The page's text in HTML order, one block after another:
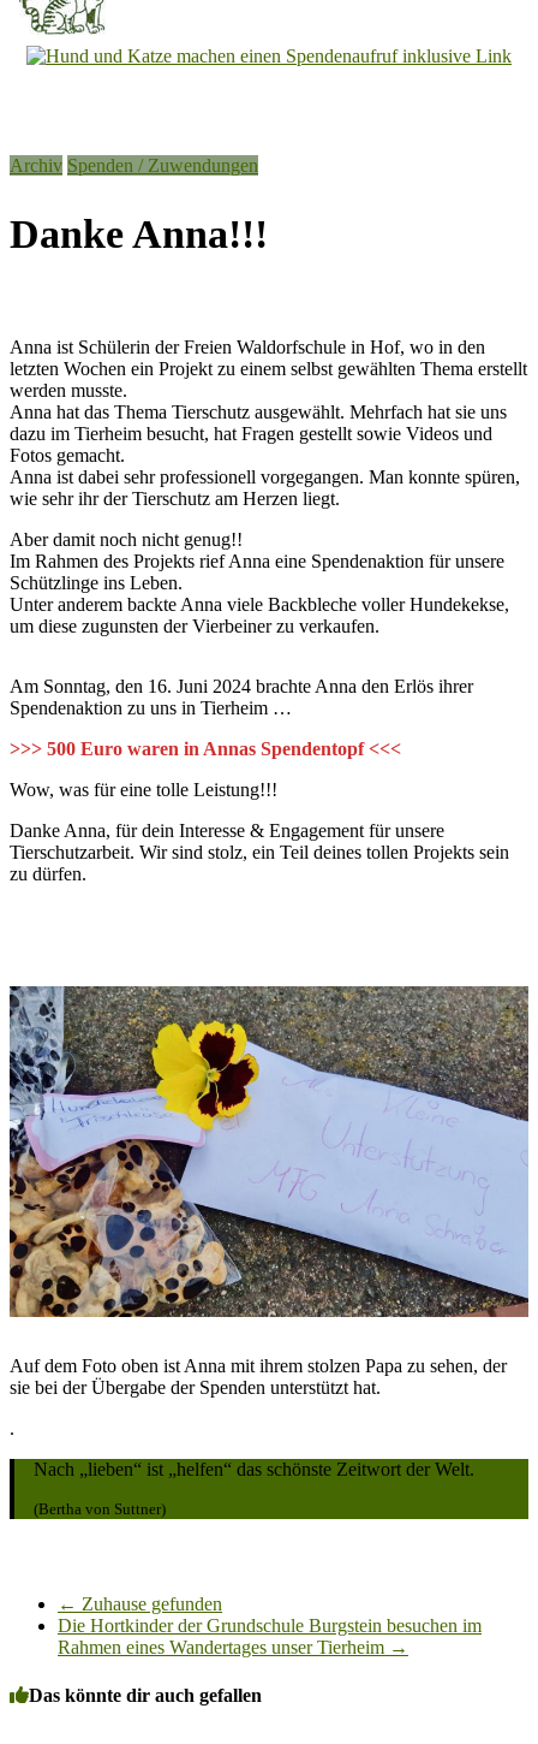
Tierheim
für
Archiv Spenden / Zuwendungen
Danke Anna!!!
Anna ist Schülerin der Freien Waldorfschule in Hof, wo in den
letzten Wochen ein Projekt zu einem selbst gewählten Thema erstellt
werden musste.
Anna hat das Thema Tierschutz ausgewählt. Mehrfach hat sie uns
dazu im Tierheim besucht, hat Fragen gestellt sowie Videos und
Fotos gemacht.
Anna ist dabei sehr professionell vorgegangen. Man konnte spüren,
wie sehr ihr der Tierschutz am Herzen liegt.
Aber damit noch nicht genug!!
Im Rahmen des Projekts rief Anna eine Spendenaktion für unsere
Schützlinge ins Leben.
Unter anderem backte Anna viele Backbleche voller Hundekekse,
um diese zugunsten der Vierbeiner zu verkaufen.
Am Sonntag, den 16. Juni 2024 brachte Anna den Erlös ihrer
Spendenaktion zu uns in Tierheim …
>>> 500 Euro waren in Annas Spendentopf <<<
Wow, was für eine tolle Leistung!!!
Danke Anna, für dein Interesse & Engagement für unsere
Tierschutzarbeit. Wir sind stolz, ein Teil deines tollen Projekts sein
zu dürfen.
Auf dem Foto oben ist Anna mit ihrem stolzen Papa zu sehen, der
sie bei der Übergabe der Spenden unterstützt hat.
.
Nach „lieben“ ist „helfen“ das schönste Zeitwort der Welt.
(Bertha von Suttner)
← Zuhause gefunden
Die Hortkinder der Grundschule Burgstein besuchen im
Rahmen eines Wandertages unser Tierheim →
Das könnte dir auch gefallen